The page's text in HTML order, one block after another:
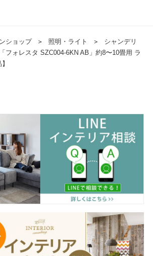
ショップ ＞ 照明・ライト ＞
シャンデリ
フォレスタ SZC004-6KN AB」約8〜10畳用 ラ